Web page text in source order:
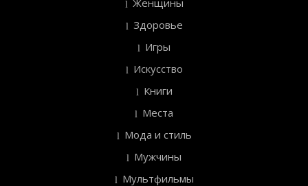
Здоровье
Игры
Искусство
Книги
Места
Мода и стиль
Мужчины
Мультфильмы